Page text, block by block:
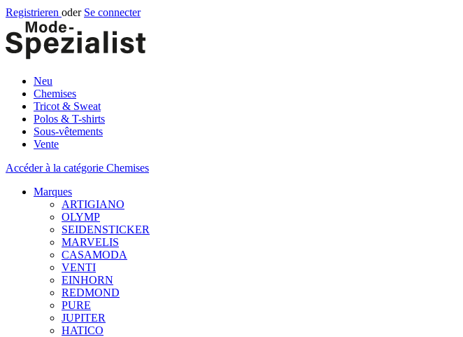
Registrieren oder Se connecter
Neu
Chemises
Tricot & Sweat
Polos & T-shirts
Sous-vêtements
Vente
Accéder à la catégorie Chemises
Marques
ARTIGIANO
OLYMP
SEIDENSTICKER
MARVELIS
CASAMODA
VENTI
EINHORN
REDMOND
PURE
JUPITER
HATICO